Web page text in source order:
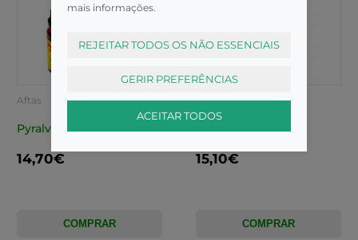
Aftas
Pyralvex (10mL)
14,70€
COMPRAR
Aftas
Aftum Gel Or 10Ml
15,10€
COMPRAR
mais informações.
REJEITAR TODOS OS NÃO ESSENCIAIS
GERIR PREFERÊNCIAS
ACEITAR TODOS